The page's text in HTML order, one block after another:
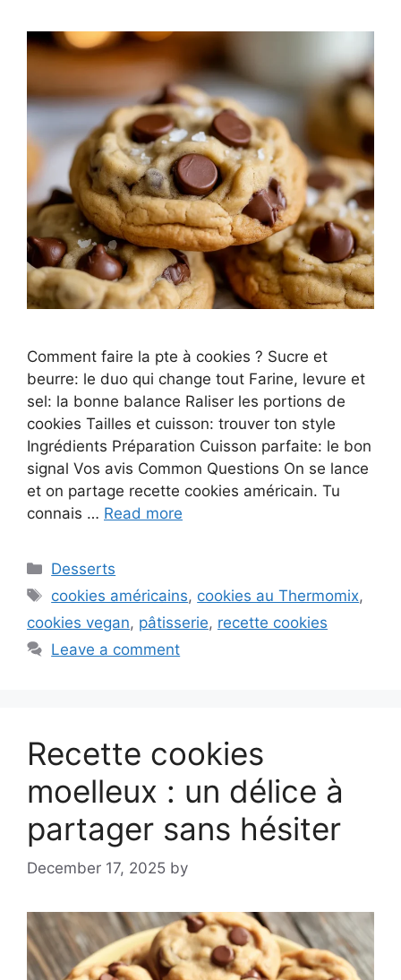
Comment faire la pte à cookies ? Sucre et
beurre: le duo qui change tout Farine, levure et
sel: la bonne balance Raliser les portions de
cookies Tailles et cuisson: trouver ton style
Ingrédients Préparation Cuisson parfaite: le bon
signal Vos avis Common Questions On se lance
et on partage recette cookies américain. Tu
connais … Read more
Categories
Desserts
Tags
cookies américains, cookies au Thermomix,
cookies vegan, pâtisserie, recette cookies
Leave a comment
Recette cookies
moelleux : un délice à
partager sans hésiter
December 17, 2025 by